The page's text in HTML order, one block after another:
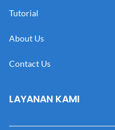
Tutorial
About Us
Contact Us
LAYANAN KAMI